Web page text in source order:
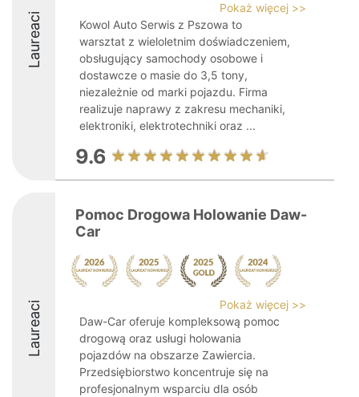
Laureaci
Pokaż więcej >>
Kowol Auto Serwis z Pszowa to
warsztat z wieloletnim doświadczeniem,
obsługujący samochody osobowe i
dostawcze o masie do 3,5 tony,
niezależnie od marki pojazdu. Firma
realizuje naprawy z zakresu mechaniki,
elektroniki, elektrotechniki oraz ...
9.6
Laureaci
Pomoc Drogowa Holowanie Daw-
Car
Pokaż więcej >>
Daw-Car oferuje kompleksową pomoc
drogową oraz usługi holowania
pojazdów na obszarze Zawiercia.
Przedsiębiorstwo koncentruje się na
profesjonalnym wsparciu dla osób